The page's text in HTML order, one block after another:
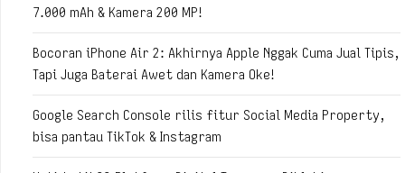
7.000 mAh & Kamera 200 MP!
Bocoran iPhone Air 2: Akhirnya Apple Nggak Cuma Jual Tipis,
Tapi Juga Baterai Awet dan Kamera Oke!
Google Search Console rilis fitur Social Media Property,
bisa pantau TikTok & Instagram